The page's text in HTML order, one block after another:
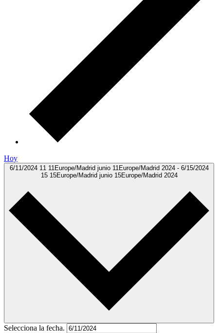
Hoy
6/11/2024 11 11Europe/Madrid junio 11Europe/Madrid 2024 - 6/15/2024
15 15Europe/Madrid junio 15Europe/Madrid 2024
Selecciona la fecha.